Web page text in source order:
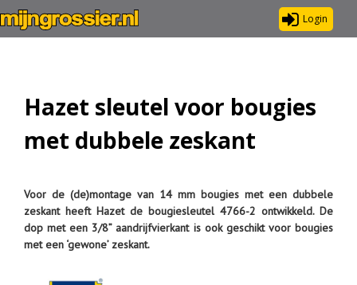
Login
Hazet sleutel voor bougies
met dubbele zeskant
Voor de (de)montage van 14 mm bougies met een dubbele
zeskant heeft Hazet de bougiesleutel 4766-2 ontwikkeld. De
dop met een 3/8” aandrijfvierkant is ook geschikt voor bougies
met een ‘gewone’ zeskant.